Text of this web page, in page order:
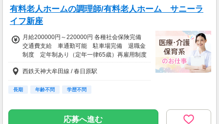
有料老人ホームの調理師/有料老人ホーム サニーラ
イフ新座
月給200000円～220000円 各種社会保険完備
交通費支給 車通勤可能 駐車場完備 退職金
制度 定年制あり（定年一律65歳）再雇用制度
あり（上限70歳まで） 社内食（200円） 育
児休業・介護休業取得実績あり
西鉄天神大牟田線 / 春日原駅
長期 年齢不問 学歴不問
応募へ進む